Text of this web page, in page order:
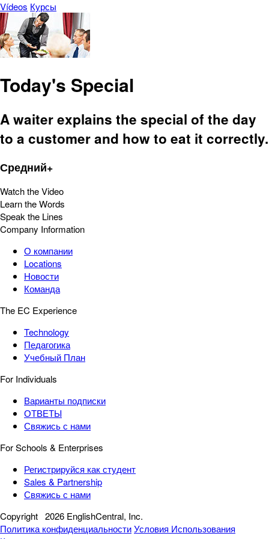
Vídeos Курсы
Today's Special
A waiter explains the special of the day
to a customer and how to eat it correctly.
Средний+
Watch the Video
Learn the Words
Speak the Lines
Company Information
О компании
Locations
Новости
Команда
The EC Experience
Technology
Педагогика
Учебный План
For Individuals
Варианты подписки
ОТВЕТЫ
Свяжись с нами
For Schools & Enterprises
Регистрируйся как студент
Sales & Partnership
Свяжись с нами
Copyright 2026 EnglishCentral, Inc.
Политика конфиденциальностиУсловия Использования